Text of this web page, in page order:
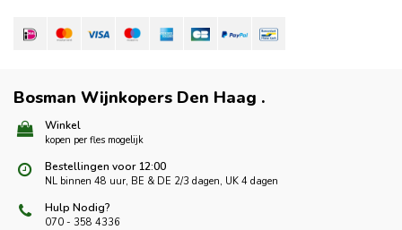
Bosman Wijnkopers Den Haag .
Winkel
kopen per fles mogelijk
Bestellingen voor 12:00
NL binnen 48 uur, BE & DE 2/3 dagen, UK 4 dagen
Hulp Nodig?
070 - 358 4336